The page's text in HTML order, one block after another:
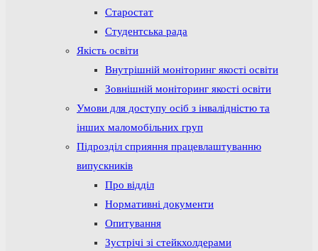
Старостат
Студентська рада
Якість освіти
Внутрішній моніторинг якості освіти
Зовнішній моніторинг якості освіти
Умови для доступу осіб з інвалідністю та
інших маломобільних груп
Підрозділ сприяння працевлаштуванню
випускників
Про відділ
Нормативні документи
Опитування
Зустрічі зі стейкхолдерами